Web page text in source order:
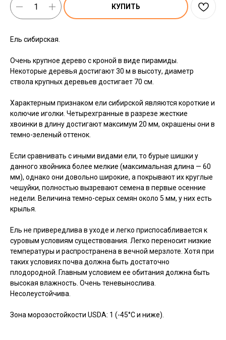
КУПИТЬ
Ель сибирская.
Очень крупное дерево с кроной в виде пирамиды.
Некоторые деревья достигают 30 м в высоту, диаметр
ствола крупных деревьев достигает 70 см.
Характерным признаком ели сибирской являются короткие и
колючие иголки. Четырехгранные в разрезе жесткие
хвоинки в длину достигают максимум 20 мм, окрашены они в
темно-зеленый оттенок.
Если сравнивать с иными видами ели, то бурые шишки у
данного хвойника более мелкие (максимальная длина — 60
мм), однако они довольно широкие, а покрывают их круглые
чешуйки, полностью вызревают семена в первые осенние
недели. Величина темно-серых семян около 5 мм, у них есть
крылья.
Ель не привередлива в уходе и легко приспосабливается к
суровым условиям существования. Легко переносит низкие
температуры и распространена в вечной мерзлоте. Хотя при
таких условиях почва должна быть достаточно
плодородной. Главным условием ее обитания должна быть
высокая влажность. Очень теневынослива.
Несолеустойчива.
Зона морозостойкости USDA: 1 (-45°C и ниже).